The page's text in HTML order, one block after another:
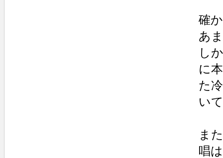
確
あ
し
に
た
い
ま
唱